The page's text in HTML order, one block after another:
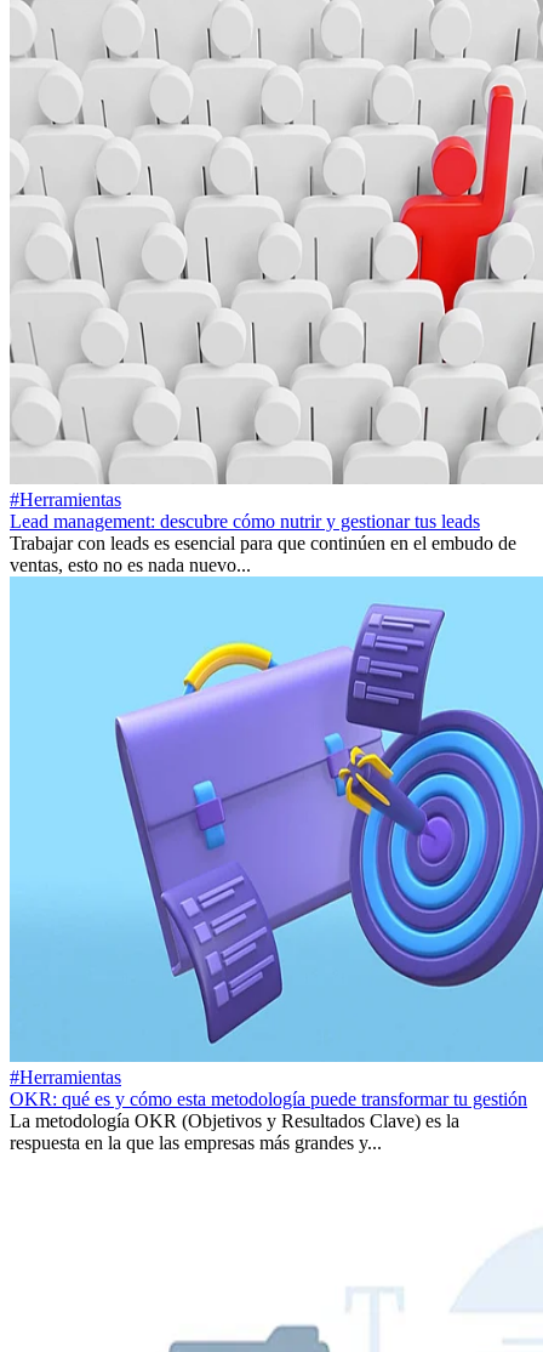
#Herramientas
Lead management: descubre cómo nutrir y gestionar tus leads
Trabajar con leads es esencial para que continúen en el embudo de
ventas, esto no es nada nuevo...
#Herramientas
OKR: qué es y cómo esta metodología puede transformar tu gestión
La metodología OKR (Objetivos y Resultados Clave) es la
respuesta en la que las empresas más grandes y...